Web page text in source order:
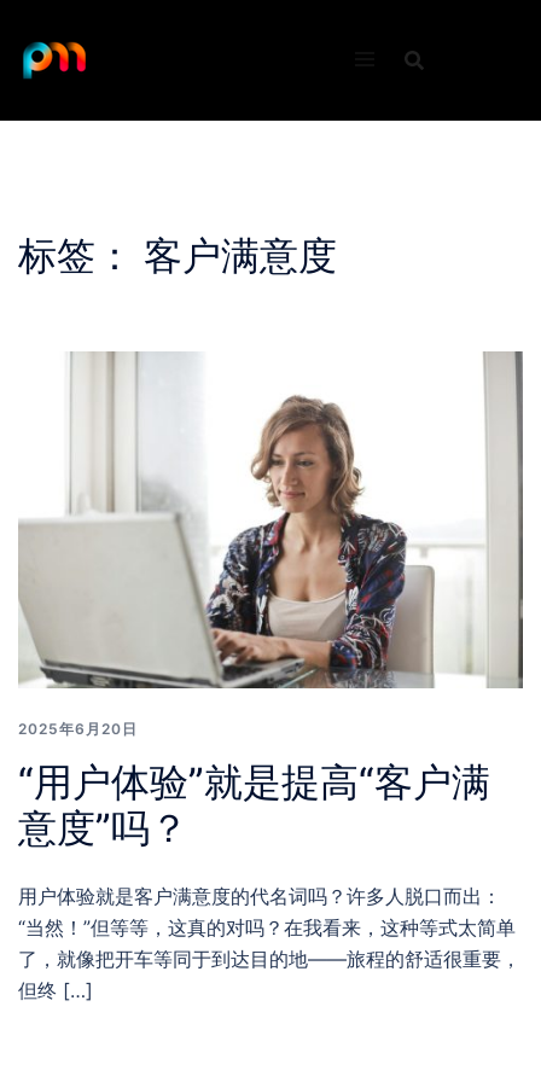
content
标签： 客户满意度
2025年6月20日
“用户体验”就是提高“客户满
意度”吗？
用户体验就是客户满意度的代名词吗？许多人脱口而出：
“当然！”但等等，这真的对吗？在我看来，这种等式太简单
了，就像把开车等同于到达目的地——旅程的舒适很重要，
但终 […]